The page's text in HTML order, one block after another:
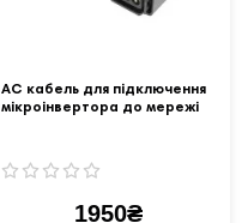
AC кабель для підключення
мікроінвертора до мережі
1950₴